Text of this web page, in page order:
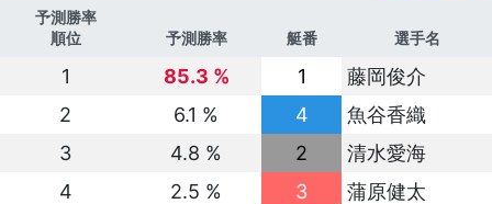
予測勝率
順位
予測勝率 艇番 選手名
1 85.3 % 1
藤岡俊介
2
6.1 % 4
魚谷香織
3
4.8 % 2
清水愛海
4
2.5 % 3
蒲原健太